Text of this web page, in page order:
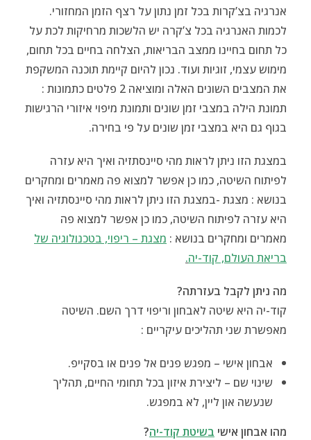
אנרגיה בצ’קרות בכל זמן נתון על רצף הזמן המחזורי.
לכמות האנרגיה בכל צ’קרה יש הלשכות מרחיקות לכת על
כל תחום בחיינו ממצב הבריאות, הצלחה בחיים בכל תחום,
מימוש עצמי, זוגיות ועוד. נכון להיום קיימת תוכנה המשקפת
את המצבים השונים האלה ומוציאה 2 פלטים כתמונות :
תמונת הילה במצבי זמן שונים ותמונת מיפוי איזורי הרגישות
בגוף גם היא במצבי זמן שונים על פי בחירה.
במצגת הזו ניתן לראות מהי סיינסתזיה ואיך היא עזרה
לפיתוח השיטה, כמו כן אפשר למצוא פה מאמרים ומחקרים
בנושא : מצגת -במצגת הזו ניתן לראות מהי סיינסתזיה ואיך
היא עזרה לפיתוח השיטה, כמו כן אפשר למצוא פה
מאמרים ומחקרים בנושא : מצגת – ריפוי, בטכנולוגיה של
בריאת העולם, קוד-יה.
מה ניתן לקבל בעזרתה?
קוד-יה היא שיטה לאבחון וריפוי דרך השם. השיטה
מאפשרת שני תהליכים עיקריים :
אבחון אישי – מפגש פנים אל פנים או בסקייפ.
שינוי שם – ליצירת איזון בכל תחומי החיים, תהליך
שנעשה און ליין, לא במפגש.
מהו אבחון אישי בשיטת קוד-יה?